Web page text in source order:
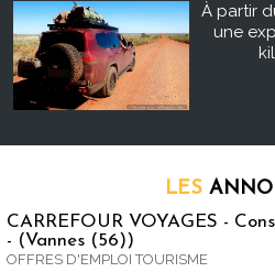
À partir
une
LES
CARREFOUR VOYAGES -
- (Vannes (56))
OFFRES D'EMPLOI TOURISME